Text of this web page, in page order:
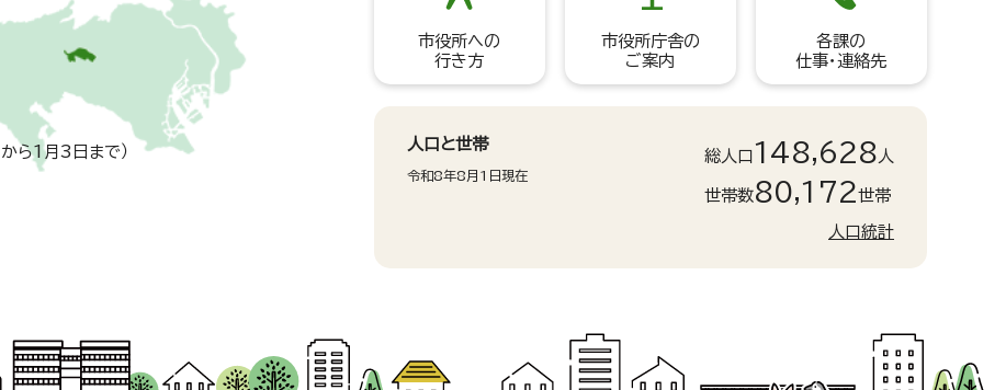
ら1月3日まで）
市役所への
行き方
市役所庁舎の
ご案内
各課の
仕事・連絡先
人口と世帯
令和8年8月1日現在
総人口 148,628 人
世帯数80,172世帯
人口統計